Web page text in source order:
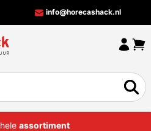
info@horecashack.nl
HOME
Bekijk hele assortiment